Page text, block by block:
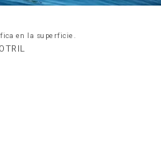
en la superficie.